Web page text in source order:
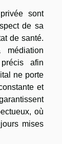
sont
de sa
de santé.
afin
ne porte
et
où
mises